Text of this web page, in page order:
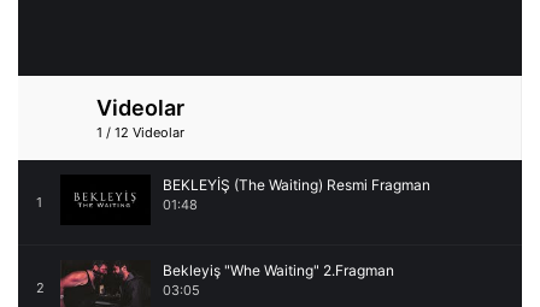
Videolar
1 / 12 Videolar
1
BEKLEYİŞ (The Waiting) Resmi Fragman
01:48
2
Bekleyiş "Whe Waiting" 2.Fragman
03:05